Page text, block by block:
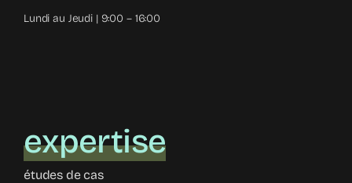
Lundi au Jeudi | 9:00 – 16:00
expertise
études de cas